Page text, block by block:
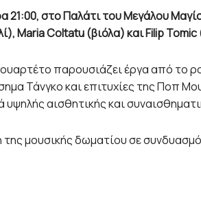
21:00, στο Παλάτι του Μεγάλου
Maria Coltatu (βιόλα) και Filip
παρουσιάζει έργα από το
Τάνγκο και επιτυχίες της Ποπ
αισθητικής και
μουσικής δωματίου σε